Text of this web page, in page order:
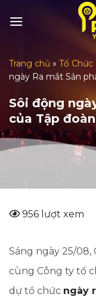
Trang chủ » Tổ
ngày Ra mắt Sản
Sôi động
của Tập
956 lượt xem
Sáng ngày 25/08,
cùng Công ty tổ
dự tổ chức ngày